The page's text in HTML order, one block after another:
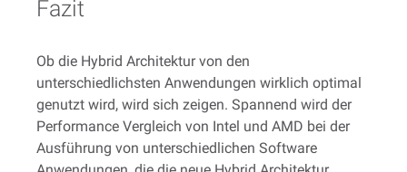
Fazit
Ob die Hybrid Architektur von den
unterschiedlichsten Anwendungen wirklich optimal
genutzt wird, wird sich zeigen. Spannend wird der
Performance Vergleich von Intel und AMD bei der
Ausführung von unterschiedlichen Software